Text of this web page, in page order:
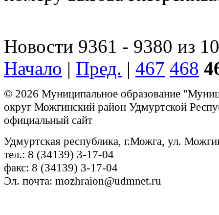
Новости 9361 - 9380 из
Начало | Пред. | 467 468
© 2026 Муниципальное образование
округ Можгинский район Удмуртской
официальный сайт
Удмуртская республика, г.Можга, ул.
тел.: 8 (34139) 3-17-04
факс: 8 (34139) 3-17-04
Эл. почта: mozhraion@udmnet.ru